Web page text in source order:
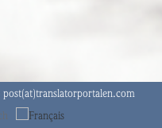
post(at)translatorportalen.com